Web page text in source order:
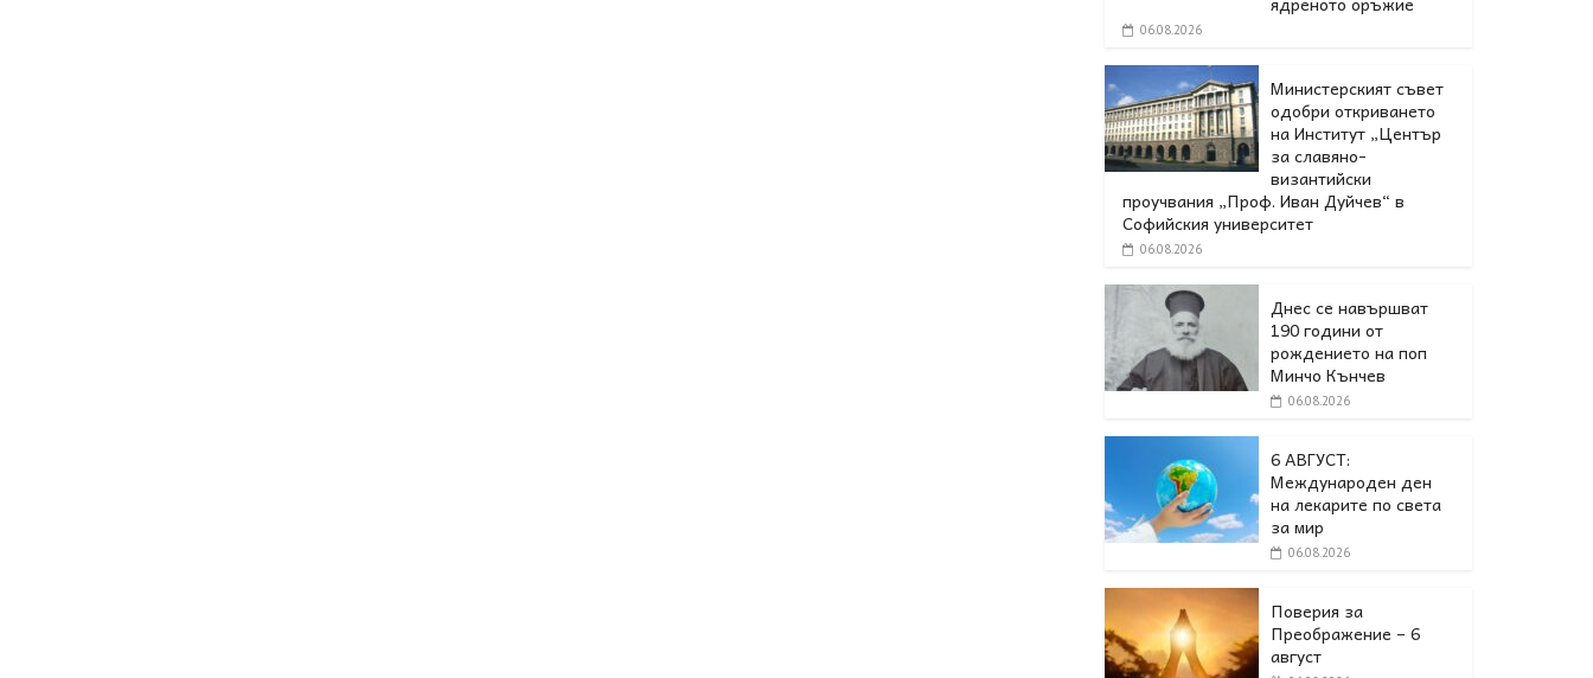
06.08.2026
Министерският съвет
одобри откриването
на Институт „Център
за славяно-
византийски
проучвания „Проф. Иван Дуйчев“ в
Софийския университет
06.08.2026
Днес се навършват
190 години от
рождението на поп
Минчо Кънчев
06.08.2026
6 АВГУСТ:
Международен ден
на лекарите по света
за мир
06.08.2026
Поверия за
Преображение – 6
август